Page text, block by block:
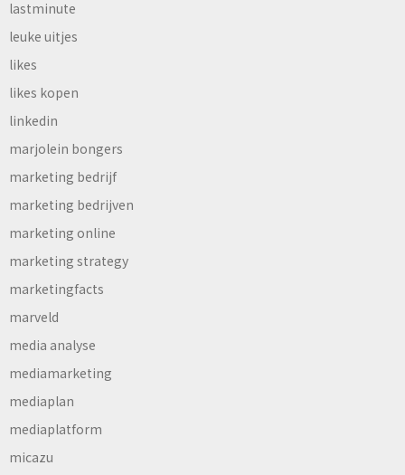
lastminute
leuke uitjes
likes
likes kopen
linkedin
marjolein bongers
marketing bedrijf
marketing bedrijven
marketing online
marketing strategy
marketingfacts
marveld
media analyse
mediamarketing
mediaplan
mediaplatform
micazu